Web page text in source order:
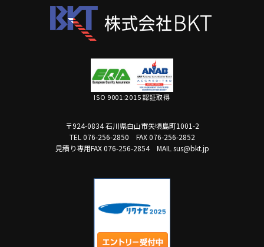
ISO 9001:2015 認証取得
〒924-0834 石川県白山市矢頃島町1001-2
TEL 076-256-2850
FAX 076-256-2852
見積り専用FAX 076-256-2854
MAIL sus@bkt.jp